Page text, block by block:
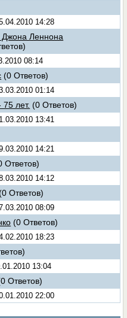
14:28
Джона Леннона
08:14
(0 Ответов)
01:14
лет. (0 Ответов)
13:41
14:21
Ответов)
14:12
Ответов)
08:09
(0 Ответов)
18:23
13:04
Ответов)
22:00